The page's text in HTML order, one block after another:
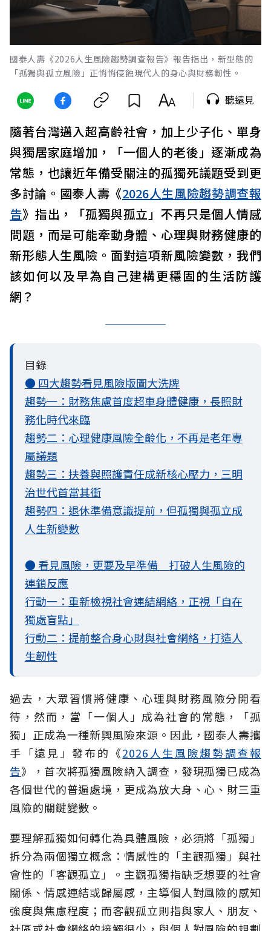
國泰人壽《2026人生風險趨勢調查報告》報告指出，新型態的
「孤獨與孤立風險」正悄悄侵蝕現代人的身心與財務韌性。
聽遠見
隨著台灣邁入超高齡社會，加上少子化、單身
與獨居家庭增加，「一個人的老後」逐漸成為
常態，也讓近年備受關注的孤獨死議題受到更
多討論。國泰人壽《2026人生風險趨勢調查報
告》指出，「孤獨與孤立」不再只是個人情感
問題，而是可能牽動身體、心理與財務健康的
新形態人生風險。面對這項新風險變數，我們
該如何以及早為自己建構更穩固的生活防護
網？
目錄
● 四大趨勢看見風險版圖大洗牌
趨勢一：財務焦慮首度超車身體健康，長照財
務化時代來臨
趨勢二：心理健康風險全齡化，不再是老年專
屬議題
趨勢三：扶養與照護責任成新核心壓力，三明
治世代首當其衝
趨勢四：退休準備意識提前，但孤獨與孤立成
人生新變數
● 看見風險，更要及早準備 打破人生風險的
連鎖反應
行動一：重新檢視社會連結網絡，正視「自在
獨處盲點」
行動二：提前整合身心財與社會網絡，打造人
生韌性
過去，大眾習慣將健康、心理與財務風險分開看
待，然而，當「一個人」成為社會的常態，「孤
獨」正成為一種新興風險來源。因此，國泰人壽攜
手「遠見」發布的《2026人生風險趨勢調查報
告》，首次將孤獨風險納入調查，發現孤獨已成為
各個世代的普遍處境，更成為放大身、心、財三重
風險的關鍵變數。
要理解孤獨如何轉化為具體風險，必須將「孤獨」
拆分為兩個獨立概念：情感性的「主觀孤獨」與社
會性的「客觀孤立」。主觀孤獨指缺乏想要的社會
關係、情感連結或歸屬感，主導個人對風險的感知
強度與焦慮程度；而客觀孤立則指與家人、朋友、